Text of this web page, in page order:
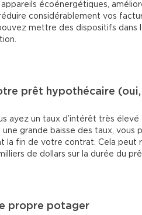
appareils écoénergétiques,
considérablement vos
mettre des dispositifs
prêt hypothécaire
ayez un taux d’intérêt très
une grande baisse des taux,
la fin de votre contrat. Cela peut
de dollars sur la durée du
propre potager